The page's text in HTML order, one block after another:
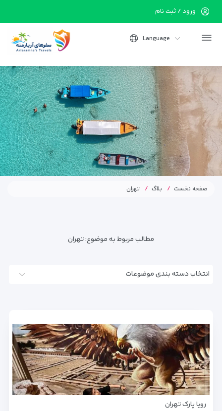
ورود / ثبت نام
Language
صفحه نخست بلاگ تهران
مطالب مربوط به موضوع:تهران
انتخاب دسته بندی موضوعات
رویا پارک تهران